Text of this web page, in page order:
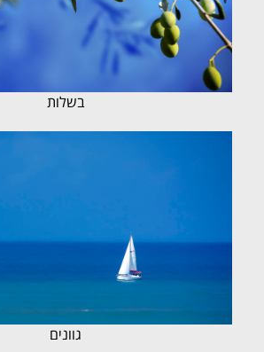
בשלות
גוונים